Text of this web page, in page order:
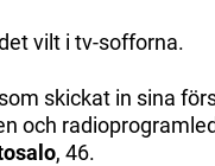
vilt i tv-sofforna.
skickat in sina
och
, 46.